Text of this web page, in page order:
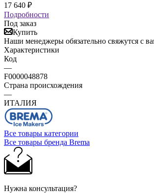
17 640 ₽
Подробности
Под заказ
Купить
Наши менеджеры обязательно свяжутся с
Характеристики
Код
—
F0000048878
Страна происхождения
—
ИТАЛИЯ
Все товары категории
Все товары бренда Brema
Нужна консультация?